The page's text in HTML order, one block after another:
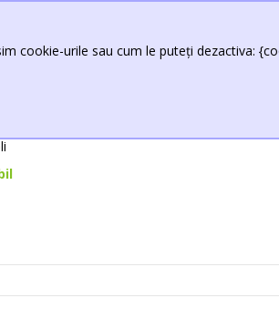
cookie-urile sau cum le puteți dezactiva: